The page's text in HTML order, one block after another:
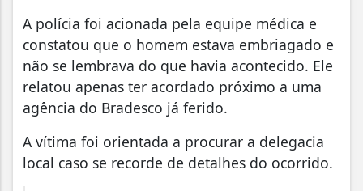
A polícia foi acionada pela equipe médica e
constatou que o homem estava embriagado e
não se lembrava do que havia acontecido. Ele
relatou apenas ter acordado próximo a uma
agência do Bradesco já ferido.
A vítima foi orientada a procurar a delegacia
local caso se recorde de detalhes do ocorrido.